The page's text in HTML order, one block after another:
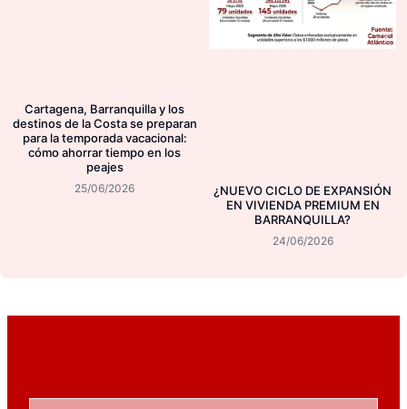
Cartagena, Barranquilla y los
destinos de la Costa se preparan
para la temporada vacacional:
cómo ahorrar tiempo en los
peajes
25/06/2026
¿NUEVO CICLO DE EXPANSIÓN
EN VIVIENDA PREMIUM EN
BARRANQUILLA?
24/06/2026